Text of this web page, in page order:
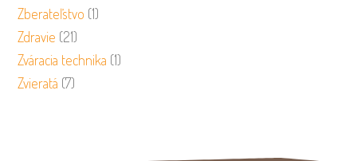
Zberateľstvo (1)
Zdravie (21)
Zváracia technika (1)
Zvieratá (7)